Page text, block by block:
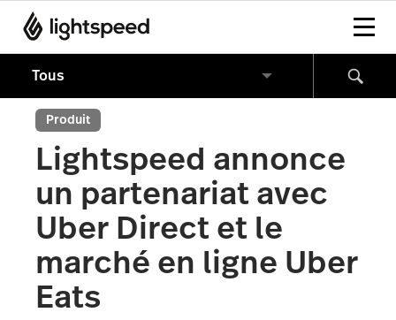
Produit
Lightspeed annonce
un partenariat avec
Uber Direct et le
marché en ligne Uber
Eats